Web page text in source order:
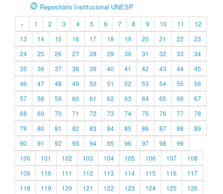
Repositório Institucional UNESP
« 1 2 3 4 5 6 7 8 9 10 11
12
13
14 15 16 17 18 19 20 21 22
23
24
25 26 27 28 29 30 31 32 33
34
35
36 37 38 39 40 41 42 43 44
45
46
47 48 49 50 51 52 53 54 55
56
57
58 59 60 61 62 63 64 65 66
67
68
69 70 71 72 73 74 75 76 77
78
79
80 81 82 83 84 85 86 87 88
89
90
91 92 93 94 95 96 97 98
99
100
101 102 103 104 105 106 107
108
109
110 111 112 113 114 115 116
117
118
119 120 121 122 123 124 125
126